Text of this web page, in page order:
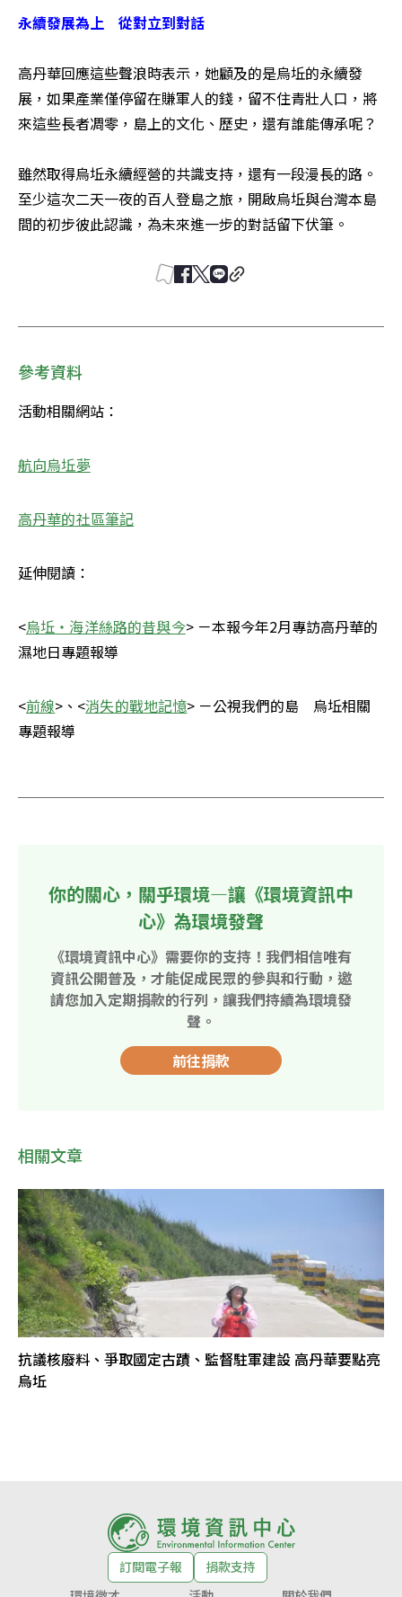
永續發展為上　從對立到對話
高丹華回應這些聲浪時表示，她顧及的是烏坵的永續發
展，如果產業僅停留在賺軍人的錢，留不住青壯人口，將
來這些長者凋零，島上的文化、歷史，還有誰能傳承呢？
雖然取得烏坵永續經營的共識支持，還有一段漫長的路。
至少這次二天一夜的百人登島之旅，開啟烏坵與台灣本島
間的初步彼此認識，為未來進一步的對話留下伏筆。
參考資料
活動相關網站：
航向烏坵夢
高丹華的社區筆記
延伸閱讀：
<烏坵‧海洋絲路的昔與今> －本報今年2月專訪高丹華的
濕地日專題報導
<前線>、<消失的戰地記憶> －公視我們的島　烏坵相關
專題報導
你的關心，關乎環境—讓《環境資訊中
心》為環境發聲
《環境資訊中心》需要你的支持！我們相信唯有
資訊公開普及，才能促成民眾的參與和行動，邀
請您加入定期捐款的行列，讓我們持續為環境發
聲。
前往捐款
相關文章
抗議核廢料、爭取國定古蹟、監督駐軍建設 高丹華要點亮
烏坵
訂閱電子報
捐款支持